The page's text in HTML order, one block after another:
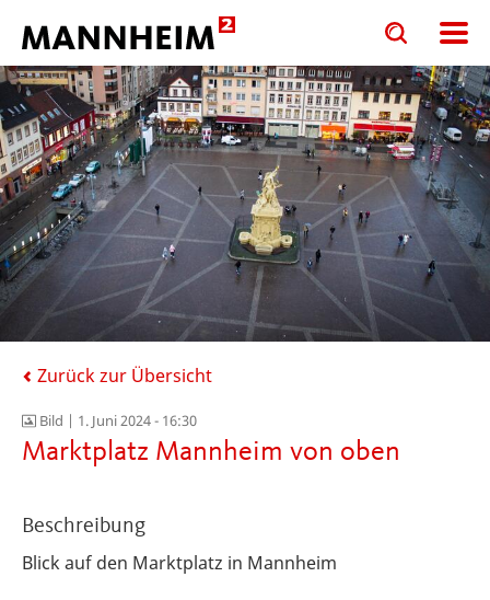
Toggle
search
input
form
Toggle
search
input
Zurück zur Übersicht
Bild | 1. Juni 2024 - 16:30
Marktplatz Mannheim von oben
Beschreibung
Blick auf den Marktplatz in Mannheim